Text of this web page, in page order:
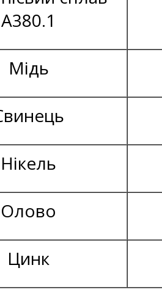
А380.1
Мідь
Нікель
Олово
Цинк